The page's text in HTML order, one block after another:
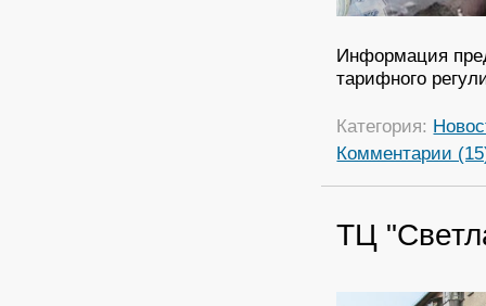
Информация
тарифного
Категория:
Комментарии
ТЦ